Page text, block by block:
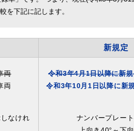
を下記に記します。
両
両
なけれ
新規定
令和3年4月1日以降に新
令和3年10月1日以降に新
ナンバープレー